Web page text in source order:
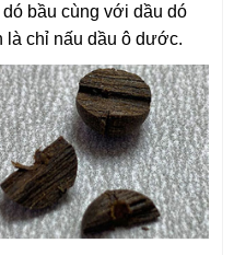
bầu cùng với dầu dó
là chỉ nấu dầu ô dước.